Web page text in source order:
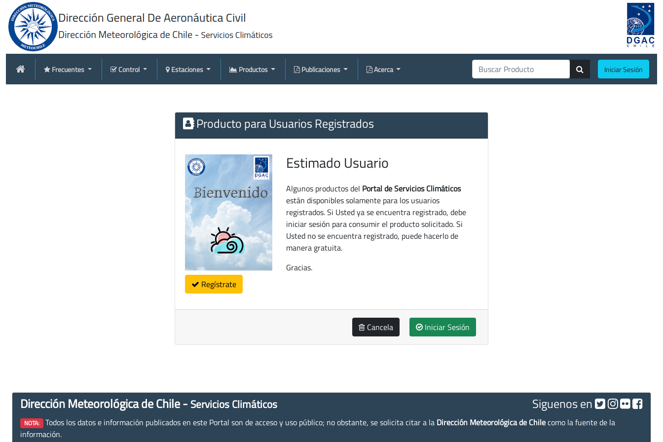
Frecuentes Control Estaciones Productos Publicaciones Acerca Iniciar Sesión
Producto para Usuarios Registrados
Regístrate
Estimado Usuario
Algunos productos del Portal de Servicios Climáticos
están disponibles solamente para los usuarios
registrados. Si Usted ya se encuentra registrado, debe
iniciar sesión para consumir el producto solicitado. Si
Usted no se encuentra registrado, puede hacerlo de
manera gratuita.
Gracias.
Cancela Iniciar Sesión
Dirección Meteorológica de Chile - Servicios Climáticos Siguenos en
NOTA: Todos los datos e información publicados en este Portal son de acceso y uso público; no obstante, se solicita citar a la Dirección Meteorológica de Chilecomo la fuente de la
información.